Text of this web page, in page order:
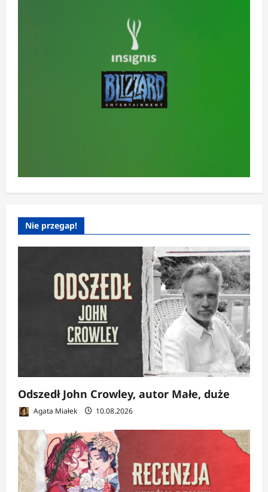
Nie przegap!
Odszedł John Crowley, autor Małe, duże
Agata Miałek 10.08.2026